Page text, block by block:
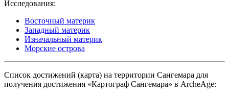
Исследования:
Восточный материк
Западный материк
Изначальный материк
Морские острова
Список достижений (карта) на территории Сангемара для
получения достижения «Картограф Сангемара» в ArcheAge: